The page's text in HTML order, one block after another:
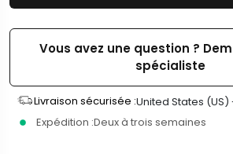
Vous avez une question ?
spécialiste
Livraison sécurisée :United States (US)
Expédition :Deux à trois semaines